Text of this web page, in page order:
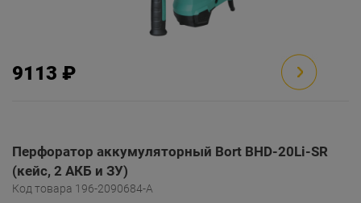
9113 ₽
Перфоратор аккумуляторный Bort BHD-20Li-SR
(кейс, 2 АКБ и ЗУ)
Код товара 196-2090684-A